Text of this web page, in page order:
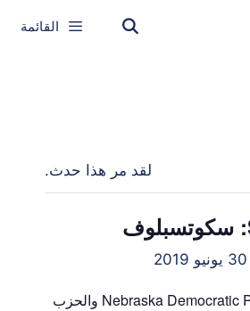
القائمة
لقد مر هذا حدث.
30 يونيو 2019
يتطلع كل من Nebraska Democratic Party والحزب